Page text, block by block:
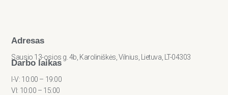
Adresas
Sausio 13-osios g. 4b, Karoliniškės, Vilnius, Lietuva, LT-04303
Darbo laikas
I-V: 10:00 – 19:00
VI: 10:00 – 15:00